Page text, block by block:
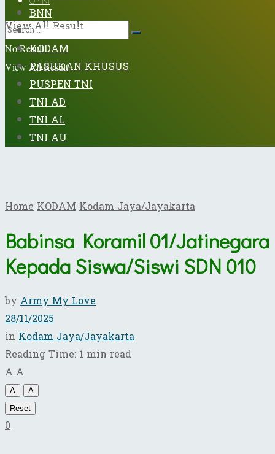
No Result
View All Result
View All Result
BNN
DISPENAD
KODAM
PASUKAN KHUSUS
PUSPEN TNI
TNI AD
TNI AL
TNI AU
HomeKODAMKodam Jaya/Jayakarta
Babinsa Koramil 01/
Kepada Siswa/Siswi SDN 010
by Army My Love
28/11/2025
in Kodam Jaya/Jayakarta
Reading Time: 1 min read
A A
A
A
Reset
0